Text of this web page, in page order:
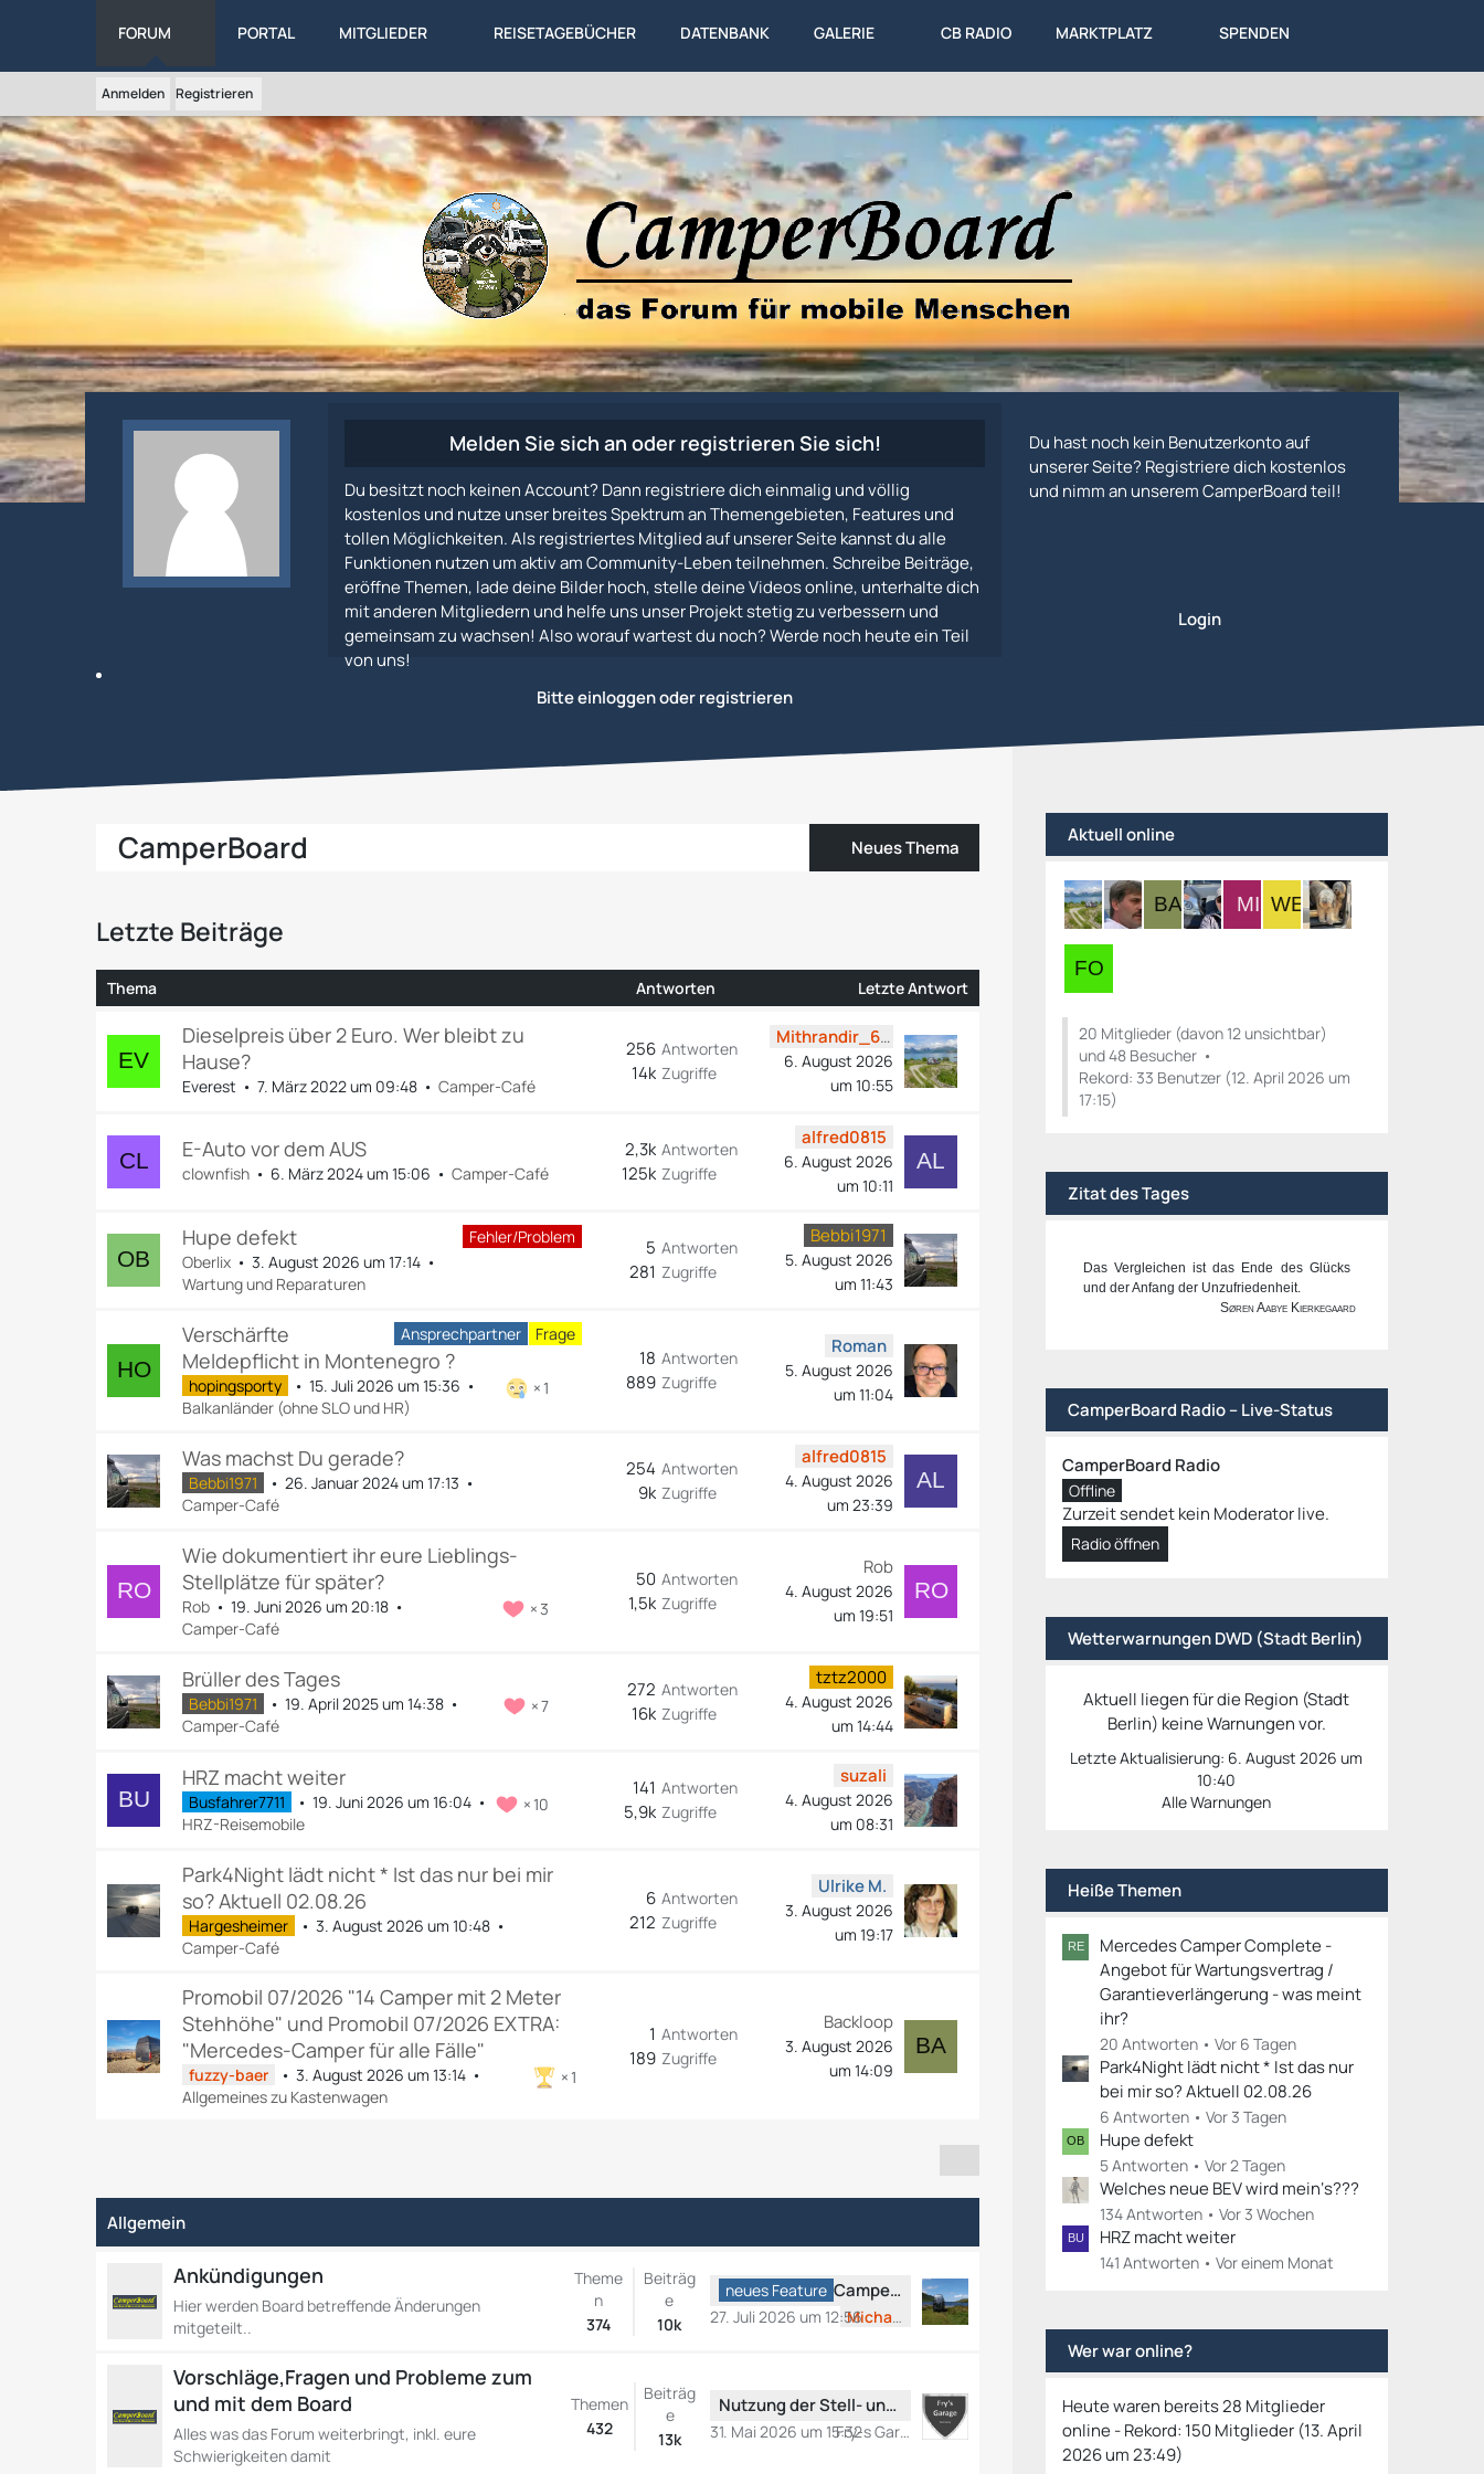
FORUM PORTAL MITGLIEDER REISETAGEBÜCHER DATENBANK GALERIE CB RADIO MARKTPLATZ SPENDEN
Anmelden Registrieren
Melden Sie sich an oder registrieren Sie sich!
Du besitzt noch keinen Account? Dann registriere dich einmalig und völlig
kostenlos und nutze unser breites Spektrum an Themengebieten, Features und
tollen Möglichkeiten. Als registriertes Mitglied auf unserer Seite kannst du alle
Funktionen nutzen um aktiv am Community-Leben teilnehmen. Schreibe Beiträge,
eröffne Themen, lade deine Bilder hoch, stelle deine Videos online, unterhalte dich
mit anderen Mitgliedern und helfe uns unser Projekt stetig zu verbessern und
gemeinsam zu wachsen! Also worauf wartest du noch? Werde noch heute ein Teil
von uns!
Bitte einloggen oder registrieren
Du hast noch kein Benutzerkonto auf
unserer Seite? Registriere dich kostenlos
und nimm an unserem CamperBoard teil!
Login
CamperBoard Neues Thema
Letzte Beiträge
Thema Antworten Letzte Antwort
Dieselpreis über 2 Euro. Wer bleibt zu
Hause?
Everest 7. März 2022 um 09:48 Camper-Café
Antworten
256
Zugriffe
14k
Mithrandir_63
6. August 2026
um 10:55
E-Auto vor dem AUS
clownfish 6. März 2024 um 15:06 Camper-Café
Antworten
2,3k
Zugriffe
125k
alfred0815
6. August 2026
um 10:11
Fehler/Problem
Hupe defekt
Oberlix
3. August 2026 um 17:14
Wartung und Reparaturen
Antworten
5
Zugriffe
281
Bebbi1971
5. August 2026
um 11:43
Ansprechpartner Frage
Verschärfte
Meldepflicht in Montenegro ?
1
hopingsporty
15. Juli 2026 um 15:36
Balkanländer (ohne SLO und HR)
Antworten
18
Zugriffe
889
Roman
5. August 2026
um 11:04
Was machst Du gerade?
Bebbi1971
26. Januar 2024 um 17:13
Camper-Café
Antworten
254
Zugriffe
9k
alfred0815
4. August 2026
um 23:39
Wie dokumentiert ihr eure Lieblings-
Stellplätze für später?
3
Rob
19. Juni 2026 um 20:18
Camper-Café
Antworten
50
Zugriffe
1,5k
Rob
4. August 2026
um 19:51
Brüller des Tages
7
Bebbi1971
19. April 2025 um 14:38
Camper-Café
Antworten
272
Zugriffe
16k
tztz2000
4. August 2026
um 14:44
HRZ macht weiter
10
Busfahrer7711
19. Juni 2026 um 16:04
HRZ-Reisemobile
Antworten
141
Zugriffe
5,9k
suzali
4. August 2026
um 08:31
Park4Night lädt nicht * Ist das nur bei mir
so? Aktuell 02.08.26
Hargesheimer
3. August 2026 um 10:48
Camper-Café
Antworten
6
Zugriffe
212
Ulrike M.
3. August 2026
um 19:17
Promobil 07/2026 "14 Camper mit 2 Meter
Stehhöhe" und Promobil 07/2026 EXTRA:
"Mercedes-Camper für alle Fälle"
1
fuzzy-baer
3. August 2026 um 13:14
Allgemeines zu Kastenwagen
Antworten
1
Zugriffe
189
Backloop
3. August 2026
um 14:09
Allgemein
Ankündigungen
Hier werden Board betreffende Änderungen
mitgeteilt..
Theme
n
374
Beiträg
e
10k
e
B
neues Feature CamperBoard Radio
MichaelR
27. Juli 2026 um 12:56
Vorschläge,Fragen und Probleme zum
und mit dem Board
Alles was das Forum weiterbringt, inkl. eure
Schwierigkeiten damit
Themen
432
Beiträg
e
13k
e
Nutzung der Stell- und Campingplatzinformationen
Fry-s Garage
31. Mai 2026 um 15:32
Aktuell online
20 Mitglieder (davon 12 unsichtbar)
und 48 Besucher
Rekord: 33 Benutzer (12. April 2026 um
17:15)
Zitat des Tages
Das Vergleichen ist das Ende des Glücks
und der Anfang der Unzufriedenheit.
Søren Aabye Kierkegaard
CamperBoard Radio – Live-Status
CamperBoard Radio
Offline
Zurzeit sendet kein Moderator live.
Radio öffnen
Wetterwarnungen DWD (Stadt Berlin)
Aktuell liegen für die Region (Stadt
Berlin) keine Warnungen vor.
Letzte Aktualisierung: 6. August 2026 um
10:40
Alle Warnungen
Heiße Themen
Mercedes Camper Complete -
Angebot für Wartungsvertrag /
Garantieverlängerung - was meint
ihr?
20 Antworten Vor 6 Tagen
Park4Night lädt nicht * Ist das nur
bei mir so? Aktuell 02.08.26
6 Antworten Vor 3 Tagen
Hupe defekt
5 Antworten Vor 2 Tagen
Welches neue BEV wird mein‘s???
134 Antworten Vor 3 Wochen
HRZ macht weiter
141 Antworten Vor einem Monat
Wer war online?
Heute waren bereits 28 Mitglieder
online - Rekord: 150 Mitglieder (13. April
2026 um 23:49)